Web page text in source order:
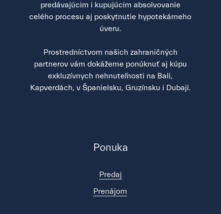
predávajúcim i kupujúcim absolvovanie
celého procesu aj poskytnutie hypotekárneho
úveru.
Prostredníctvom našich zahraničných
partnerov vám dokážeme ponúknuť aj kúpu
exkluzívnych nehnuteľnosti na Bali,
Kapverdách, v Španielsku, Gruzínsku i Dubaji.
Ponuka
Predaj
Prenájom